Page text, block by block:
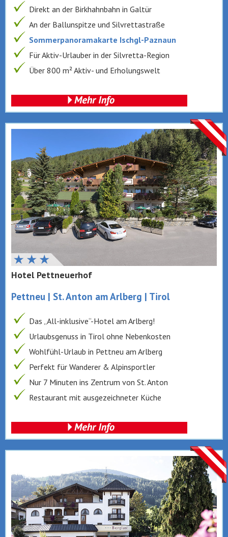
Direkt an der Birkhahnbahn in Galtür
An der Ballunspitze und Silvrettastraße
Sommerpanoramakarte Ischgl-Paznaun
Für Aktiv-Urlauber in der Silvretta-Region
Über 800 m² Aktiv- und Erholungswelt
Hotel Pettneuerhof
Pettneu | St. Anton am Arlberg | Tirol
Das „All-inklusive“-Hotel am Arlberg!
Urlaubsgenuss in Tirol ohne Nebenkosten
Wohlfühl-Urlaub in Pettneu am Arlberg
Perfekt für Wanderer & Alpinsportler
Nur 7 Minuten ins Zentrum von St. Anton
Restaurant mit ausgezeichneter Küche